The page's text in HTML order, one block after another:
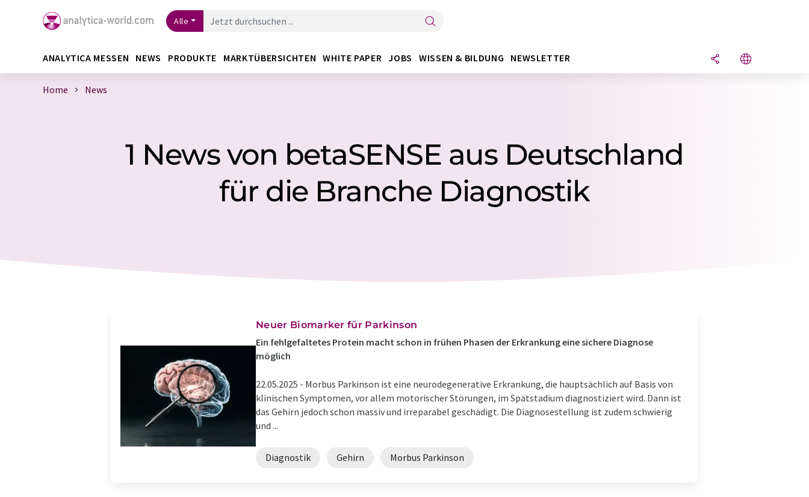
Alle
ANALYTICA MESSEN NEWS PRODUKTE MARKTÜBERSICHTEN WHITE PAPER JOBS WISSEN & BILDUNG NEWSLETTER
Home News
1 News von betaSENSE aus Deutschland
für die Branche Diagnostik
Neuer Biomarker für Parkinson
Ein fehlgefaltetes Protein macht schon in frühen Phasen der Erkrankung eine sichere Diagnose
möglich
22.05.2025 - Morbus Parkinson ist eine neurodegenerative Erkrankung, die hauptsächlich auf Basis von
klinischen Symptomen, vor allem motorischer Störungen, im Spätstadium diagnostiziert wird. Dann ist
das Gehirn jedoch schon massiv und irreparabel geschädigt. Die Diagnosestellung ist zudem schwierig
und ...
Diagnostik Gehirn Morbus Parkinson